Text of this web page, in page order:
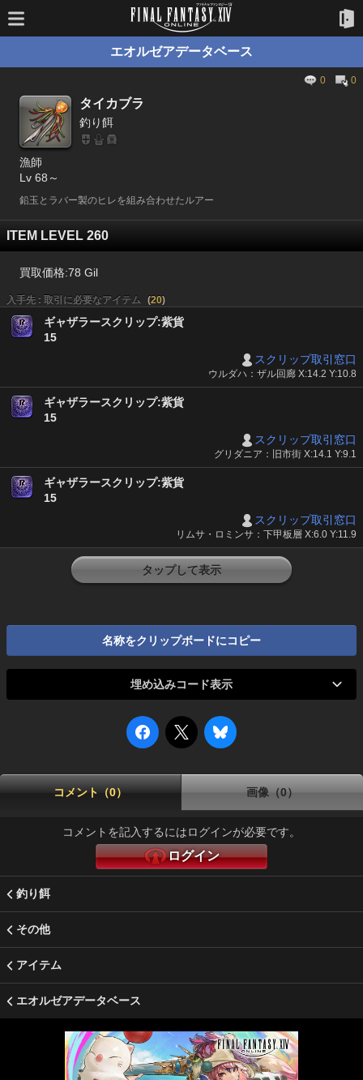
エオルゼアデータベース
0 0
タイカブラ
釣り餌
漁師
Lv 68～
鉛玉とラバー製のヒレを組み合わせたルアー
ITEM LEVEL 260
買取価格:78 Gil
入手先 : 取引に必要なアイテム (20)
ギャザラースクリップ:紫貨
15
スクリップ取引窓口
ウルダハ：ザル回廊 X:14.2 Y:10.8
ギャザラースクリップ:紫貨
15
スクリップ取引窓口
グリダニア：旧市街 X:14.1 Y:9.1
ギャザラースクリップ:紫貨
15
スクリップ取引窓口
リムサ・ロミンサ：下甲板層 X:6.0 Y:11.9
タップして表示
名称をクリップボードにコピー
埋め込みコード表示
コメント（0） 画像（0）
コメントを記入するにはログインが必要です。
ログイン
釣り餌
その他
アイテム
エオルゼアデータベース